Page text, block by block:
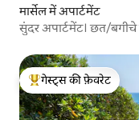
मार्सेल में अपार्टमेंट
सुंदर अपार्टमेंट। छत/
गेस्ट्स का टॉप फ़ेवरेट
गेस्ट्स की फ़ेवरेट